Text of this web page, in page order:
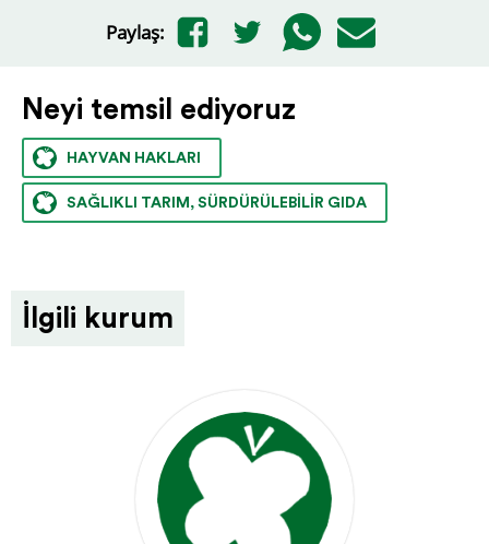
Paylaş:
Neyi temsil ediyoruz
HAYVAN HAKLARI
SAĞLIKLI TARIM, SÜRDÜRÜLEBILIR GIDA
İlgili kurum